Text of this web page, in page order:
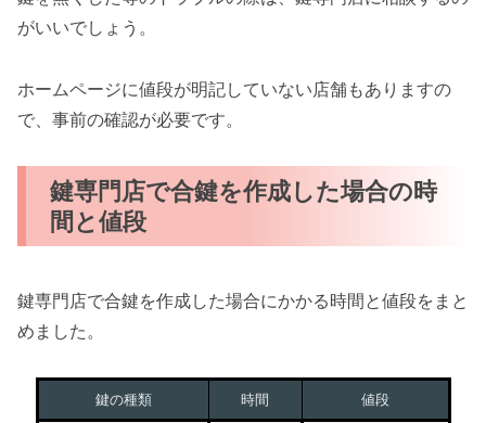
がいいでしょう。
ホームページに値段が明記していない店舗もありますの
で、事前の確認が必要です。
鍵専門店で合鍵を作成した場合の時
間と値段
鍵専門店で合鍵を作成した場合にかかる時間と値段をまと
めました。
鍵の種類 時間 値段